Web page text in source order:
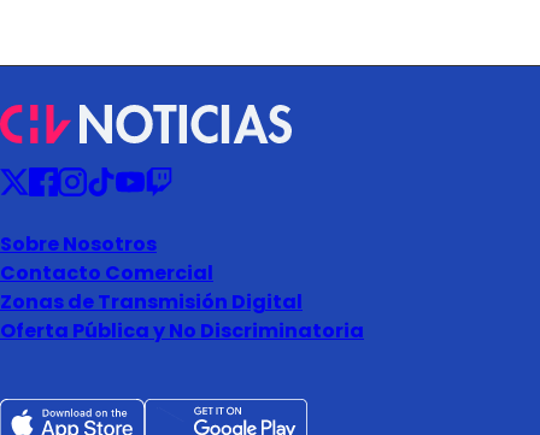
Sobre Nosotros
Contacto Comercial
Zonas de Transmisión Digital
Oferta Pública y No Discriminatoria